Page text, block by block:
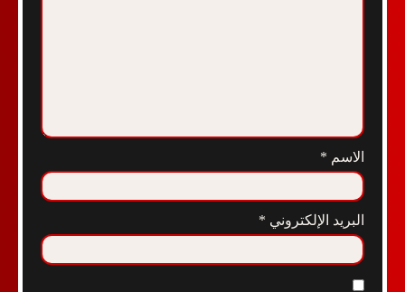
الاسم *
البريد الإلكتروني *